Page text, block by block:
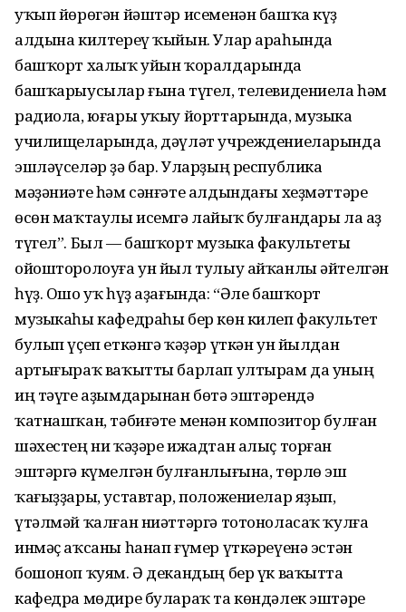
уҡып йөрөгән йәштәр исеменән башҡа күҙ
алдына килтереү ҡыйын. Улар араһында
башҡорт халыҡ уйын ҡоралдарында
башҡарыусылар ғына түгел, телевидениела һәм
радиола, юғары уҡыу йорттарында, музыка
училищеларында, дәүләт учреждениеларында
эшләүселәр ҙә бар. Уларҙың республика
мәҙәниәте һәм сәнғәте алдындағы хеҙмәттәре
өсөн маҡтаулы исемгә лайыҡ булғандары ла аҙ
түгел”. Был — башҡорт музыка факультеты
ойошторолоуға ун йыл тулыу айҡанлы әйтелгән
һүҙ. Ошо уҡ һүҙ аҙағында: “Әле башҡорт
музыкаһы кафедраһы бер көн килеп факультет
булып үҫеп еткәнгә ҡәҙәр үткән ун йылдан
артығыраҡ ваҡытты барлап ултырам да уның
иң тәүге аҙымдарынан бөтә эштәрендә
ҡатнашҡан, тәбиғәте менән композитор булған
шәхестең ни ҡәҙәре ижадтан алыҫ торған
эштәргә күмелгән булғанлығына, төрлө эш
ҡағыҙҙары, уставтар, положениелар яҙып,
үтәлмәй ҡалған ниәттәргә тотоноласаҡ ҡулға
инмәҫ аҡсаны һанап ғүмер үткәреүенә эстән
бошоноп ҡуям. Ә декандың бер үк ваҡытта
кафедра мөдире булараҡ та көндәлек эштәре